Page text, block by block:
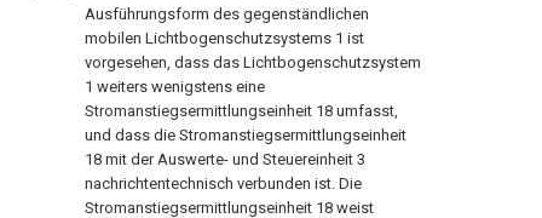
Ausführungsform des gegenständlichen
mobilen Lichtbogenschutzsystems 1 ist
vorgesehen, dass das Lichtbogenschutzsystem
1 weiters wenigstens eine
Stromanstiegsermittlungseinheit 18 umfasst,
und dass die Stromanstiegsermittlungseinheit
18 mit der Auswerte- und Steuereinheit 3
nachrichtentechnisch verbunden ist. Die
Stromanstiegsermittlungseinheit 18 weist